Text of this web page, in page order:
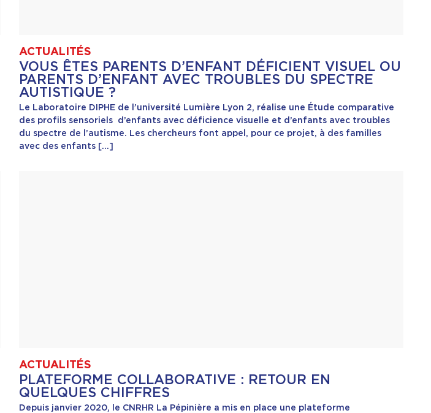
ACTUALITÉS
VOUS ÊTES PARENTS D’ENFANT DÉFICIENT VISUEL OU
PARENTS D’ENFANT AVEC TROUBLES DU SPECTRE
AUTISTIQUE ?
Le Laboratoire DIPHE de l’université Lumière Lyon 2, réalise une Étude comparative
des profils sensoriels d’enfants avec déficience visuelle et d’enfants avec troubles
du spectre de l’autisme. Les chercheurs font appel, pour ce projet, à des familles
avec des enfants […]
ACTUALITÉS
PLATEFORME COLLABORATIVE : RETOUR EN
QUELQUES CHIFFRES
Depuis janvier 2020, le CNRHR La Pépinière a mis en place une plateforme